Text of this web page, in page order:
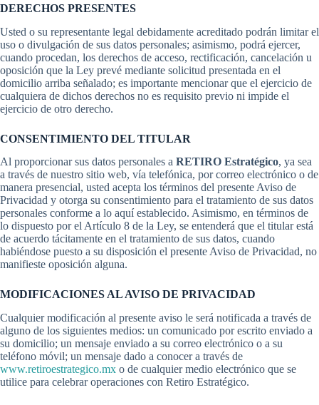
DERECHOS PRESENTES
Usted o su representante legal debidamente acreditado podrán limitar el
uso o divulgación de sus datos personales; asimismo, podrá ejercer,
cuando procedan, los derechos de acceso, rectificación, cancelación u
oposición que la Ley prevé mediante solicitud presentada en el
domicilio arriba señalado; es importante mencionar que el ejercicio de
cualquiera de dichos derechos no es requisito previo ni impide el
ejercicio de otro derecho.
CONSENTIMIENTO DEL TITULAR
Al proporcionar sus datos personales a RETIRO Estratégico, ya sea
a través de nuestro sitio web, vía telefónica, por correo electrónico o de
manera presencial, usted acepta los términos del presente Aviso de
Privacidad y otorga su consentimiento para el tratamiento de sus datos
personales conforme a lo aquí establecido. Asimismo, en términos de
lo dispuesto por el Artículo 8 de la Ley, se entenderá que el titular está
de acuerdo tácitamente en el tratamiento de sus datos, cuando
habiéndose puesto a su disposición el presente Aviso de Privacidad, no
manifieste oposición alguna.
MODIFICACIONES AL AVISO DE PRIVACIDAD
Cualquier modificación al presente aviso le será notificada a través de
alguno de los siguientes medios: un comunicado por escrito enviado a
su domicilio; un mensaje enviado a su correo electrónico o a su
teléfono móvil; un mensaje dado a conocer a través de
www.retiroestrategico.mx o de cualquier medio electrónico que se
utilice para celebrar operaciones con Retiro Estratégico.